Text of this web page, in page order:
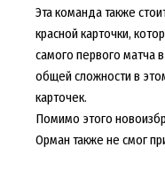
Эта команда также
красной карточки,
самого первого матча
общей сложности в
карточек.
Помимо этого
Орман также не смог